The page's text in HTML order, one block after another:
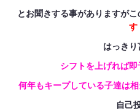
とお聞きする事がありますがこ
す
はっき
シフトを上げれば
何年もキープしている子達は
自己